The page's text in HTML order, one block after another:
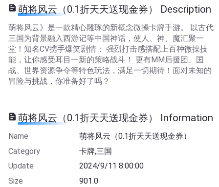
萌将风云（0.1折天天送现金券） Description
萌将风云》是一款精心雕琢的新概念微操卡牌手游。 以古代
三国为背景融入西游记等中国神话，使人、神、魔汇聚一
堂！知名CV携手爆笑剧情； 强烈打击感搭配上百种微操技
能，让你感受耳目一新的策略战斗！ 更有MM后援团、国
战、世界资源争夺等特色玩法，满足一切期待！面对未知的
冒险与挑战，你准备好了吗？
萌将风云（0.1折天天送现金券） Information
Name
萌将风云（0.1折天天送现金券）
Category
卡牌,三国
Update
2024/9/11 8:00:00
Size
901.0